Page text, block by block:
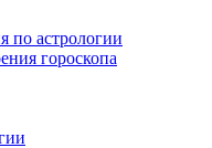
по астрологии
гороскопа